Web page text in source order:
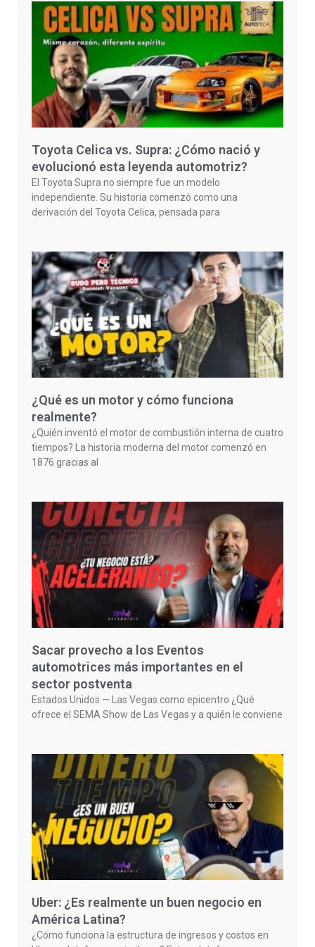
Toyota Celica vs. Supra: ¿Cómo nació y
evolucionó esta leyenda automotriz?
El Toyota Supra no siempre fue un modelo
independiente. Su historia comenzó como una
derivación del Toyota Celica, pensada para
¿Qué es un motor y cómo funciona
realmente?
¿Quién inventó el motor de combustión interna de cuatro
tiempos? La historia moderna del motor comenzó en
1876 gracias al
Sacar provecho a los Eventos
automotrices más importantes en el
sector postventa
Estados Unidos — Las Vegas como epicentro ¿Qué
ofrece el SEMA Show de Las Vegas y a quién le conviene
Uber: ¿Es realmente un buen negocio en
América Latina?
¿Cómo funciona la estructura de ingresos y costos en